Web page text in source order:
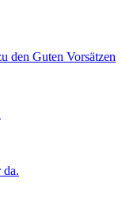
den Guten Vorsätzen